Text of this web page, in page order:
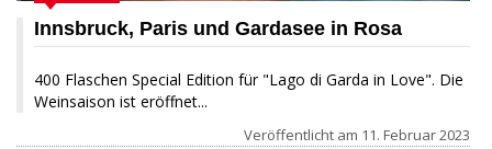
Innsbruck, Paris und Gardasee in Rosa
400 Flaschen Special Edition für "Lago di Garda in Love". Die
Weinsaison ist eröffnet...
Veröffentlicht am 11. Februar 2023